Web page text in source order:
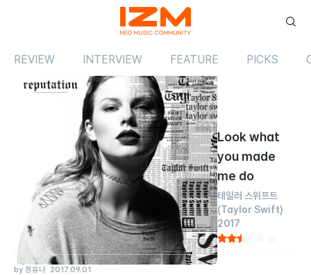
REVIEW INTERVIEW FEATURE PICKS
Review 싱글
Look what
you made
me do
테일러 스위프트
(Taylor Swift)
2017
by 정유나 2017.09.01